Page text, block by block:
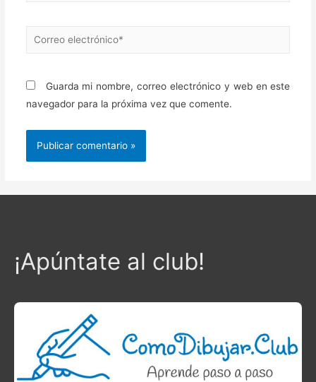
Correo
Guarda mi nombre, correo electrónico y web en este
navegador para la próxima vez que comente.
¡Apúntate al club!